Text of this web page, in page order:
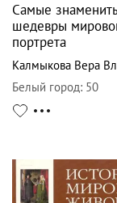
Самые
шедевры
портрета
Калмыкова Вера
Белый город: 50